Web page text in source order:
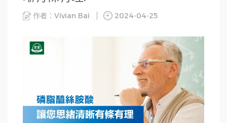
作者：Vivian Bai 2024-04-25